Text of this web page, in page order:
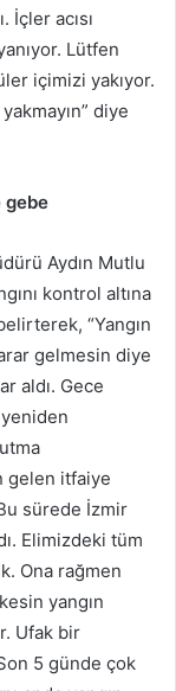
İçler acısı
Lütfen
içimizi yakıyor.
diye
gebe
Aydın Mutlu
kontrol altına
“Yangın
gelmesin diye
aldı. Gece
yeniden
gelen itfaiye
sürede İzmir
Elimizdeki tüm
Ona rağmen
yangın
Ufak bir
5 günde çok